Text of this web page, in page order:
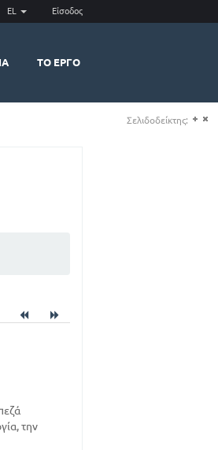
EL Είσοδος
ΤΟ ΈΡΓΟ
την
Σελιδοδείκτης: